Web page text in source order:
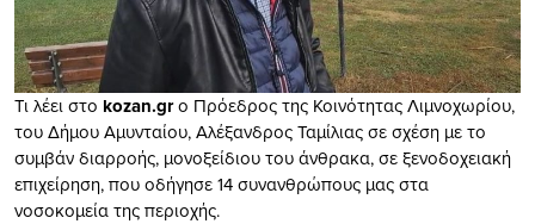
Τι λέει στο kozan.grο Πρόεδρος της Κοινότητας Λιμνοχωρίου,
του Δήμου Αμυνταίου, Αλέξανδρος Ταμίλιας σε σχέση με το
συμβάν διαρροής, μονοξείδιου του άνθρακα, σε ξενοδοχειακή
επιχείρηση, που οδήγησε 14 συνανθρώπους μας στα
νοσοκομεία της περιοχής.